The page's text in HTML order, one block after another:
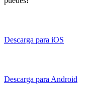
Descarga para iOS
Descarga para Android